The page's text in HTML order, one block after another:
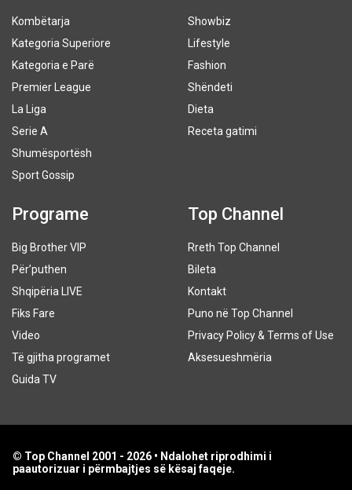
Kombëtarja
Kategoria Superiore
Kategoria e Parë
Premier League
La Liga
Serie A
Shumësportësh
Sport Gossip
Showbiz
Lifestyle
Fashion
Shëndeti
Dieta
Receta gatimi
Programe
Big Brother VIP
Për’puthen
Shqipëria LIVE
Fiks Fare
Video
Të gjitha programet
Guida TV
Top Channel
Rreth Top Channel
Bileta
Kontakt
Puno në Top Channel
Privacy Policy & Terms of Use
Aksesueshmëria
© Top Channel 2001 - 2026 • Ndalohet riprodhimi i
paautorizuar i përmbajtjes së kësaj faqeje.